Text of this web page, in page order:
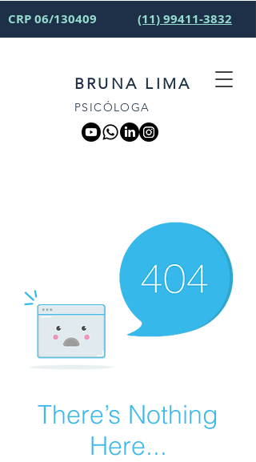
CRP 06/130409 (11) 99411-3832
BRUNA LIMA
PSICÓLOGA
There’s Nothing
Here...